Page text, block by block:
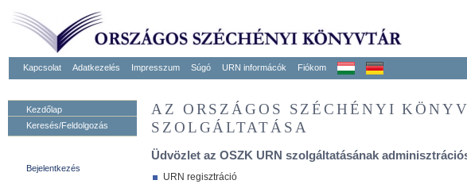
Kapcsolat Adatkezelés Impresszum Súgó URN informácók Fiókom
Kezdőlap
Keresés/Feldolgozás
Bejelentkezés
AZ ORSZÁGOS SZÉCHÉNYI
SZOLGÁLTATÁSA
Üdvözlet az OSZK URN szolgáltatásának
URN regisztráció